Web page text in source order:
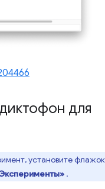
для
установите флажок
.